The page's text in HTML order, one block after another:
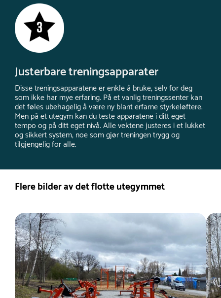
Justerbare treningsapparater
Disse treningsapparatene er enkle å bruke, selv for deg
som ikke har mye erfaring. På et vanlig treningssenter kan
det føles ubehagelig å være ny blant erfarne styrkeløftere.
Men på et utegym kan du teste apparatene i ditt eget
tempo og på ditt eget nivå. Alle vektene justeres i et lukket
og sikkert system, noe som gjør treningen trygg og
tilgjengelig for alle.
Flere bilder av det flotte utegymmet